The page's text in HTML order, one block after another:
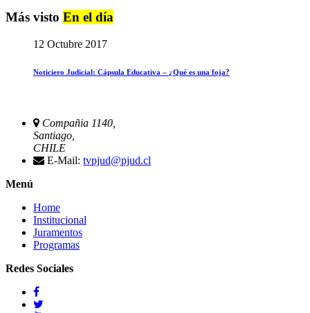
Más visto En el día
12 Octubre 2017
Noticiero Judicial: Cápsula Educativa – ¿Qué es una foja?
Compañia 1140,
Santiago,
CHILE
E-Mail: tvpjud@pjud.cl
Menú
Home
Institucional
Juramentos
Programas
Redes Sociales